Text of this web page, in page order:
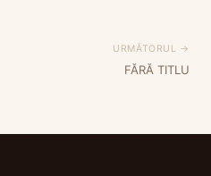
URMĂTORUL →
FĂRĂ TITLU